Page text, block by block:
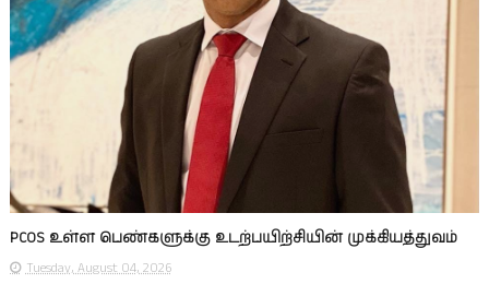
PCOS உள்ள பெண்களுக்கு உடற்பயிற்சியின் முக்கியத்துவம்
Tuesday, August 04, 2026